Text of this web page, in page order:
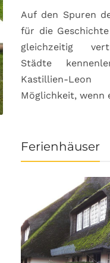
Auf den Spuren
für die
gleichzeitig
Städte
Kastillien-
Möglichkeit, wenn
Ferienhäuser